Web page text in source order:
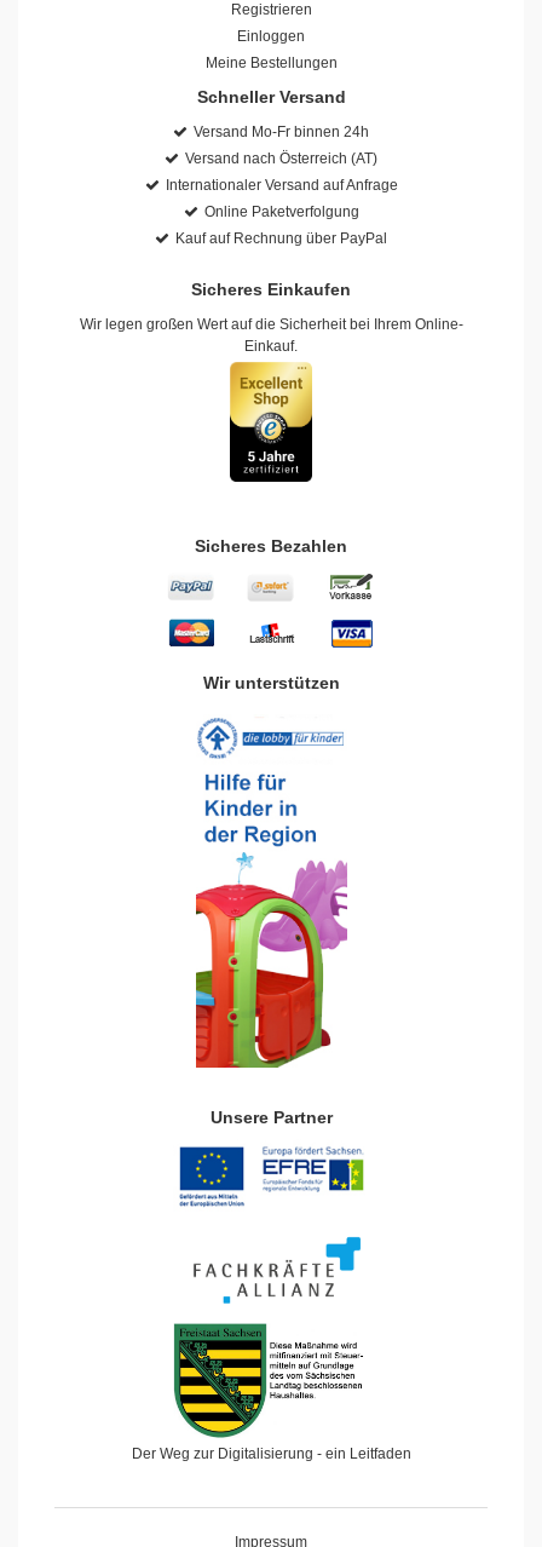
Registrieren
Einloggen
Meine Bestellungen
Schneller Versand
Versand Mo-Fr binnen 24h
Versand nach Österreich (AT)
Internationaler Versand auf Anfrage
Online Paketverfolgung
Kauf auf Rechnung über PayPal
Sicheres Einkaufen
Wir legen großen Wert auf die Sicherheit bei Ihrem Online-
Einkauf.
Sicheres Bezahlen
Wir unterstützen
Unsere Partner
Der Weg zur Digitalisierung - ein Leitfaden
Impressum